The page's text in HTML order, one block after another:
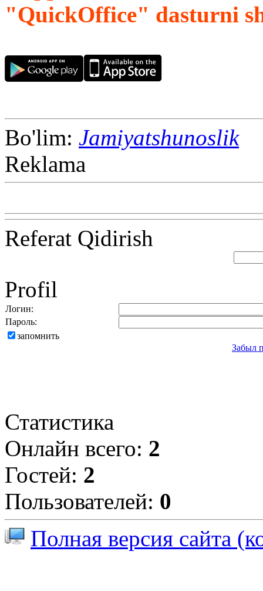
"QuickOffice" dasturni
Bo'lim: Jamiyatshunoslik
Reklama
Referat Qidirish
Profil
Логин:
Пароль:
запомнить
Забыл
Статистика
Онлайн всего: 2
Гостей: 2
Пользователей: 0
Полная версия сайта